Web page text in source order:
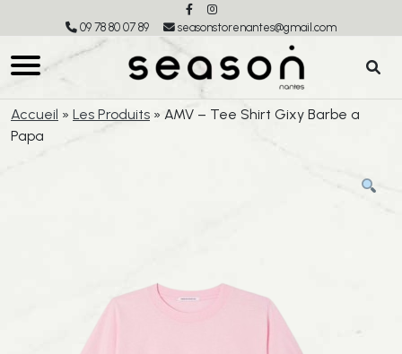
09 78 80 07 89 seasonstorenantes@gmail.com
Accueil » Les Produits » AMV – Tee Shirt Gixy Barbe a
Papa